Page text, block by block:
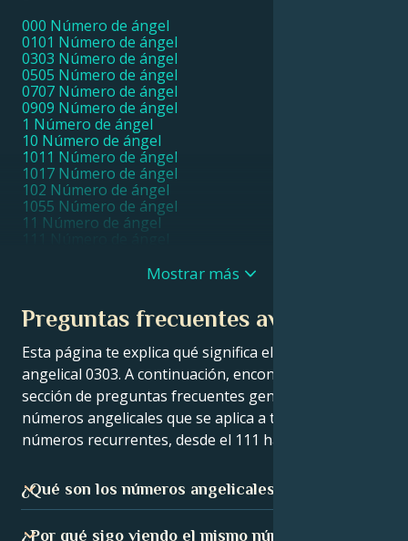
000 Número de ángel
0101 Número de ángel
0303 Número de ángel
0505 Número de ángel
0707 Número de ángel
0909 Número de ángel
1 Número de ángel
10 Número de ángel
1011 Número de ángel
1017 Número de ángel
102 Número de ángel
1055 Número de ángel
11 Número de ángel
11111 Número de ángel
1119 Número de ángel
112 Número de ángel
115 Número de ángel
116 Número de ángel
119 Número de ángel
12 Número de ángel
121 Número de ángel
1221 Número de ángel
1233 Número de ángel
1255 Número de ángel
13 Número de ángel
1313 Número de ángel
Mostrar más
Preguntas frecuentes avanzadas
Esta página te explica qué significa el número
angelical 0303. A continuación, encontrarás una
sección de preguntas frecuentes generales sobre los
números angelicales que se aplica a todos los
números recurrentes, desde el 111 hasta el 9999.
¿Qué son los números angelicales?
La gente considera que los números angelicales (números
¿Por qué sigo viendo el mismo número en